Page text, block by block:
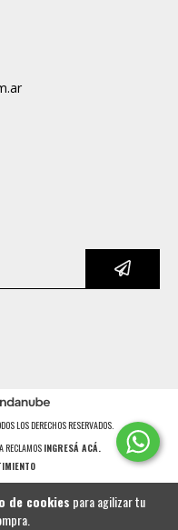
de cookies para agilizar tu
LOS DERECHOS RESERVADOS.
RECLAMOS INGRESÁ ACÁ.